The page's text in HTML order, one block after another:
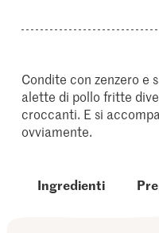
Condite con zenzero e
alette di pollo fritte
croccanti. E si
ovviamente.
Ingredienti